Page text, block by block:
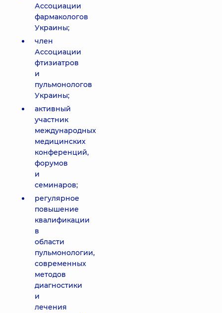
Ассоциации
фармакологов
Украины;
член
Ассоциации
фтизиатров
и
пульмонологов
Украины;
активный
участник
международных
медицинских
конференций,
форумов
и
семинаров;
регулярное
повышение
квалификации
в
области
пульмонологии,
современных
методов
диагностики
и
лечения